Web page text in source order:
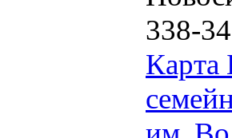
338-
Карта